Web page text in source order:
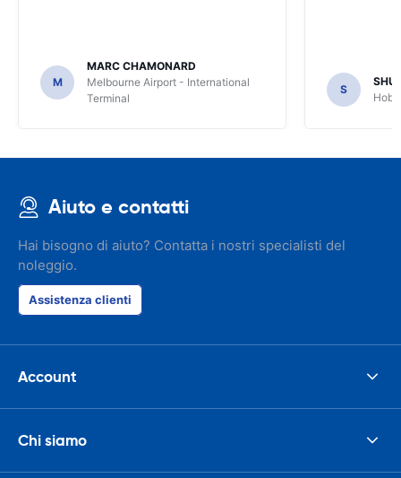
M
MARC CHAMONARD
Melbourne Airport - International
Terminal
S
Aiuto e contatti
Hai bisogno di aiuto? Contatta i nostri specialisti del
noleggio.
Assistenza clienti
Account
Chi siamo